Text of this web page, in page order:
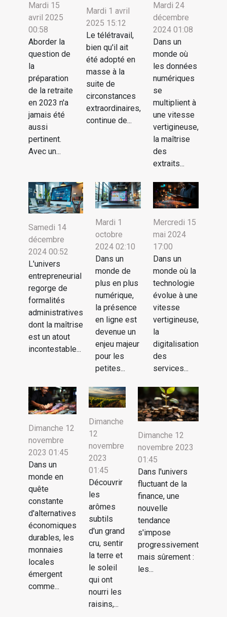
Mardi 15
avril 2025
00:58
Aborder la
question de
la
préparation
de la retraite
en 2023 n'a
jamais été
aussi
pertinent.
Avec un...
Mardi 1 avril
2025 15:12
Le télétravail,
bien qu'il ait
été adopté en
masse à la
suite de
circonstances
extraordinaires,
continue de...
Mardi 24
décembre
2024 01:08
Dans un
monde où
les données
numériques
se
multiplient à
une vitesse
vertigineuse,
la maîtrise
des
extraits...
Samedi 14
décembre
2024 00:52
L'univers
entrepreneurial
regorge de
formalités
administratives
dont la maîtrise
est un atout
incontestable...
Mardi 1
octobre
2024 02:10
Dans un
monde de
plus en plus
numérique,
la présence
en ligne est
devenue un
enjeu majeur
pour les
petites...
Mercredi 15
mai 2024
17:00
Dans un
monde où la
technologie
évolue à une
vitesse
vertigineuse,
la
digitalisation
des
services...
Dimanche 12
novembre
2023 01:45
Dans un
monde en
quête
constante
d'alternatives
économiques
durables, les
monnaies
locales
émergent
comme...
Dimanche
12
novembre
2023
01:45
Découvrir
les
arômes
subtils
d'un grand
cru, sentir
la terre et
le soleil
qui ont
nourri les
raisins,...
Dimanche 12
novembre 2023
01:45
Dans l'univers
fluctuant de la
finance, une
nouvelle
tendance
s'impose
progressivement
mais sûrement :
les...